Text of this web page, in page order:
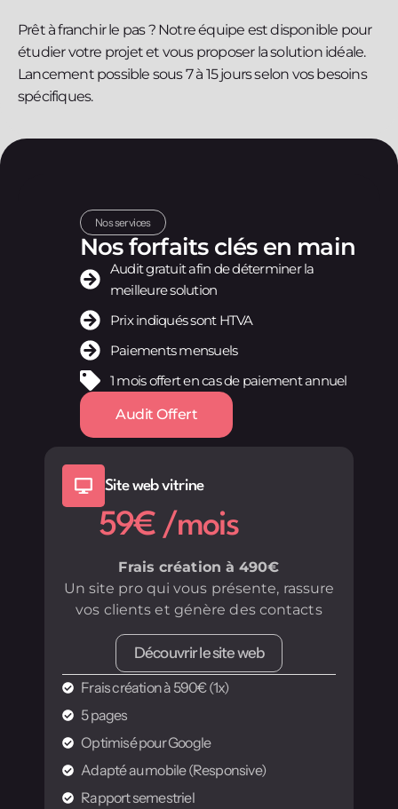
Prêt à franchir le pas ? Notre équipe est disponible pour
étudier votre projet et vous proposer la solution idéale.
Lancement possible sous 7 à 15 jours selon vos besoins
spécifiques.
Nos services
Nos forfaits clés en main
Audit gratuit afin de déterminer la
meilleure solution
Prix indiqués sont HTVA
Paiements mensuels
1 mois offert en cas de paiement annuel
Audit Offert
Site web vitrine
59€ /mois
Frais création à 490€
Un site pro qui vous présente, rassure
vos clients et génère des contacts
Découvrir le site web
Frais création à 590€ (1x)
5 pages
Optimisé pour Google
Adapté au mobile (Responsive)
Rapport semestriel